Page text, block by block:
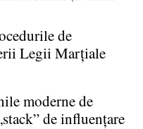
de
Legii Marţiale
moderne de
de influenţare